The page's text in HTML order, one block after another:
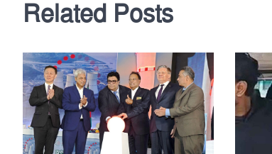
Related Posts